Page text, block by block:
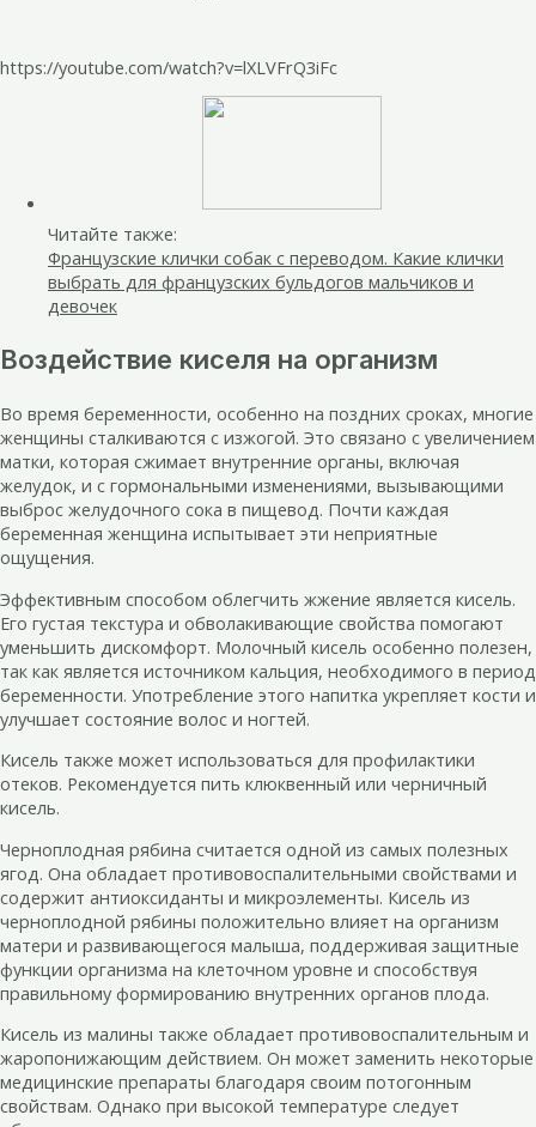
https://youtube.com/watch?v=lXLVFrQ3iFc
Читайте также:
Французские клички собак с переводом. Какие клички
выбрать для французских бульдогов мальчиков и
девочек
Воздействие киселя на организм
Во время беременности, особенно на поздних сроках, многие
женщины сталкиваются с изжогой. Это связано с увеличением
матки, которая сжимает внутренние органы, включая
желудок, и с гормональными изменениями, вызывающими
выброс желудочного сока в пищевод. Почти каждая
беременная женщина испытывает эти неприятные
ощущения.
Эффективным способом облегчить жжение является кисель.
Его густая текстура и обволакивающие свойства помогают
уменьшить дискомфорт. Молочный кисель особенно полезен,
так как является источником кальция, необходимого в период
беременности. Употребление этого напитка укрепляет кости и
улучшает состояние волос и ногтей.
Кисель также может использоваться для профилактики
отеков. Рекомендуется пить клюквенный или черничный
кисель.
Черноплодная рябина считается одной из самых полезных
ягод. Она обладает противовоспалительными свойствами и
содержит антиоксиданты и микроэлементы. Кисель из
черноплодной рябины положительно влияет на организм
матери и развивающегося малыша, поддерживая защитные
функции организма на клеточном уровне и способствуя
правильному формированию внутренних органов плода.
Кисель из малины также обладает противовоспалительным и
жаропонижающим действием. Он может заменить некоторые
медицинские препараты благодаря своим потогонным
свойствам. Однако при высокой температуре следует